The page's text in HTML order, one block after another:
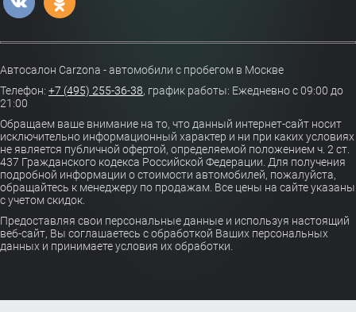
Автосалон Carzona - автомобили с пробегом в Москве
Телефон: +7 (495) 255-36-38, график работы: Ежедневно с 09:00 до
21:00
Обращаем ваше внимание на то, что данный интернет-сайт носит
исключительно информационный характер и ни при каких условиях
не является публичной офертой, определяемой положением ч. 2 ст.
437 Гражданского кодекса Российской Федерации. Для получения
подробной информации о стоимости автомобилей, пожалуйста,
обращайтесь к менеджеру по продажам. Все цены на сайте указаны
с учетом скидок.
Предоставляя свои персональные данные и используя настоящий
веб-сайт, Вы соглашаетесь с обработкой Ваших персональных
данных и принимаете условия их обработки.